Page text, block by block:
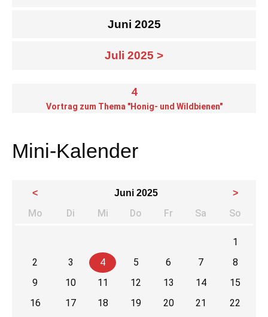
Juni 2025
Juli 2025 >
4
Vortrag zum Thema "Honig- und Wildbienen"
Mini-Kalender
< Juni 2025 >
Mo Di enstag
Mi ttwoch
Do nnerstag
Fr eitagSa mstag
So
1
2
3 4 5 6 7
8
9
10 11 12 13 14
15
16
17 18 19 20 21
22